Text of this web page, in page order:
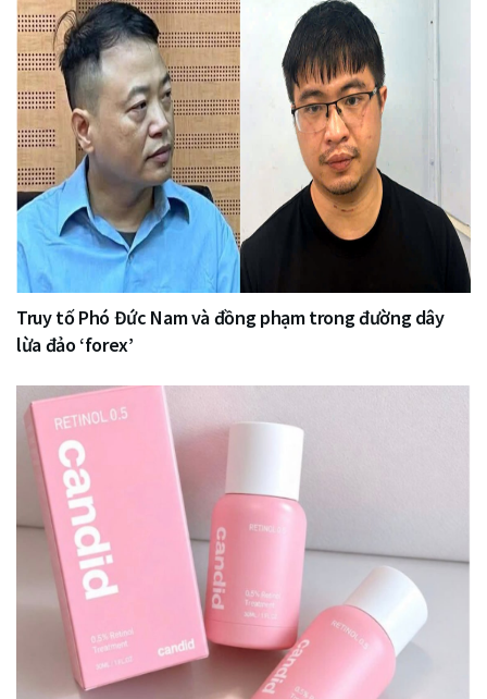
Truy tố Phó Đức Nam và đồng phạm trong đường dây
lừa đảo ‘forex’